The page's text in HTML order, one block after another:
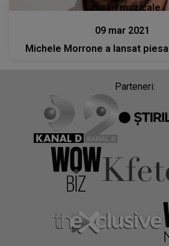
Lansări muzicale
09 mar 2021
Michele Morrone a lansat piesa
Parteneri: